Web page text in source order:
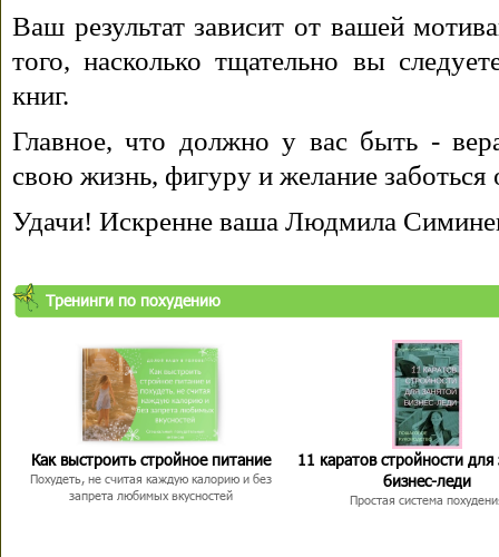
Ваш результат зависит от вашей
того, насколько тщательно вы
книг.
Главное, что должно у вас быть -
свою жизнь, фигуру и желание заботься
Удачи! Искренне ваша Людмила
Тренинги по похудению
Как выстроить стройное питание
Похудеть, не считая каждую калорию и без
запрета любимых вкусностей
11 каратов стройности для
бизнес-леди
Простая система